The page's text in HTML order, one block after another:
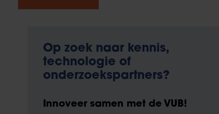
Op zoek naar kennis,
technologie of
onderzoekspartners?
Innoveer samen met de VUB!